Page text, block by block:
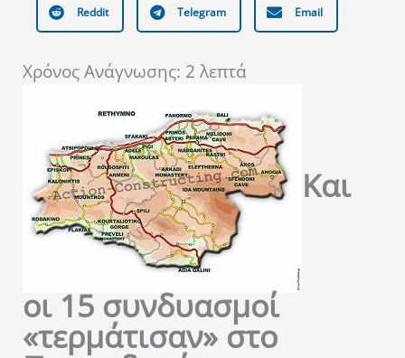
Reddit Telegram Email
Χρόνος Ανάγνωσης: 2 λεπτά
Και
οι 15 συνδυασμοί
«τερμάτισαν» στο